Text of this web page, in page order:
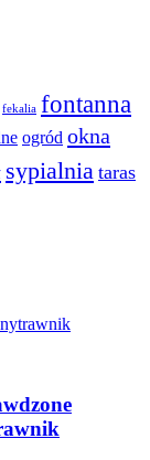
fekalia fontanna
ogród okna
sypialnia taras